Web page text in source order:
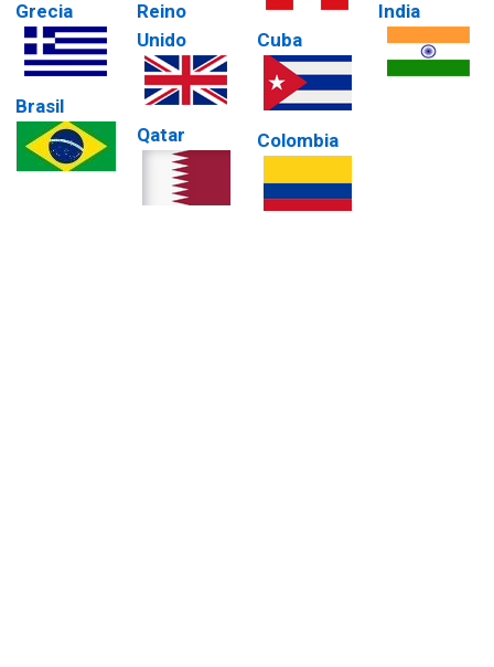
Grecia
Brasil
Reino
Unido
Qatar
Cuba
Colombia
India